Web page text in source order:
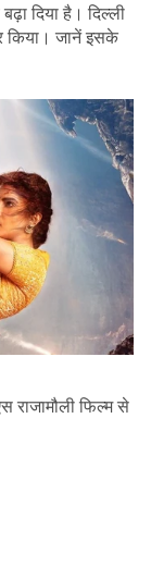
दिया है। दिल्ली
किया। जानें इसके
राजामौली फिल्म से